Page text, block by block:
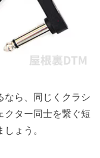
なら、同じくクラシ
クター同士を繋ぐ短
ょう。